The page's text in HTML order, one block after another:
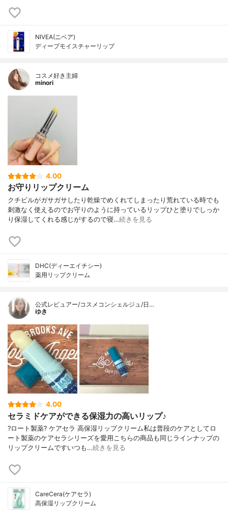
NIVEA(ニベア)
ディープモイスチャーリップ
コスメ好き主婦
minori
4.00
お守りリップクリーム
クチビルがガサガサしたり乾燥でめくれてしまったり荒れている時でも
刺激なく使えるのでお守りのように持っているリップひと塗りでしっか
り保湿してくれる感じがするので寝…続きを見る
DHC(ディーエイチシー)
薬用リップクリーム
公式レビュアー/コスメコンシェルジュ/日…
ゆき
4.00
セラミドケアができる保湿力の高いリップ♪
?ロート製薬? ケアセラ 高保湿リップクリーム私は普段のケアとしてロ
ート製薬のケアセラシリーズを愛用こちらの商品も同じラインナップの
リップクリームですいつも…続きを見る
CareCera(ケアセラ)
高保湿リップクリーム